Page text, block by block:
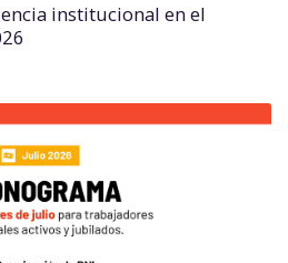
institucional en el